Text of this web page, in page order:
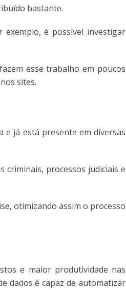
bastante.
exemplo, é possível investigar
esse trabalho em poucos
sites.
e já está presente em diversas
criminais, processos judiciais e
otimizando assim o processo
e maior produtividade nas
dados é capaz de automatizar